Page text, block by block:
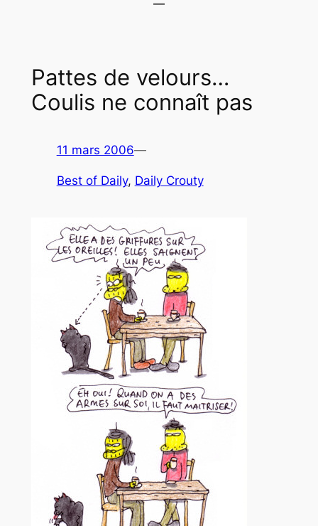
Pattes de velours…
Coulis ne connaît pas
11 mars 2006—
Best of Daily, Daily Crouty